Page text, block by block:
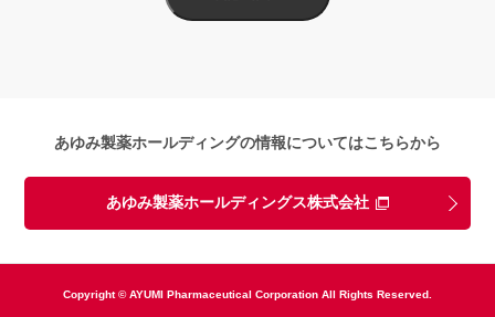
あゆみ製薬ホールディングの情報についてはこちらから
あゆみ製薬ホールディングス株式会社
Copyright © AYUMI Pharmaceutical Corporation All Rights Reserved.